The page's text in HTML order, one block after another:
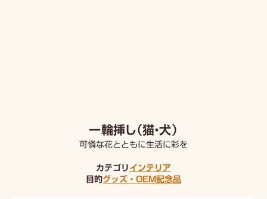
一輪挿し（猫・犬）
可憐な花とともに生活に彩を
カテゴリインテリア
目的グッズ・OEM記念品